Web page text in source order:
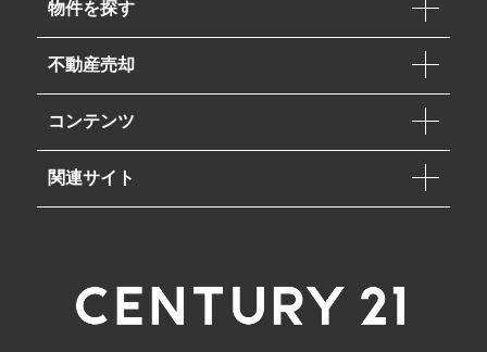
物件を探す
不動産売却
コンテンツ
関連サイト